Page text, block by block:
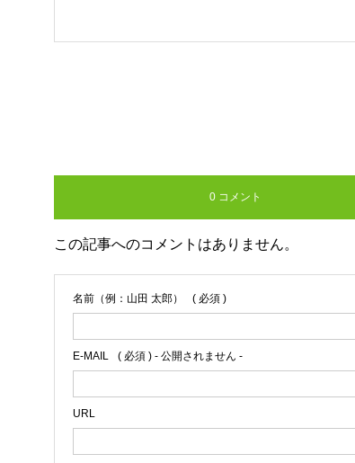
0 コメント
この記事へのコメントはありません。
名前（例：山田 太郎） ( 必須 )
E-MAIL ( 必須 ) - 公開されません -
URL